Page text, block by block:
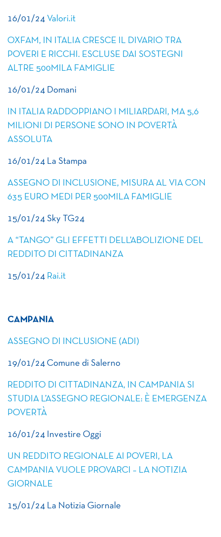
16/01/24 Valori.it
OXFAM, IN ITALIA CRESCE IL DIVARIO TRA
POVERI E RICCHI. ESCLUSE DAI SOSTEGNI
ALTRE 500MILA FAMIGLIE
16/01/24 Domani
IN ITALIA RADDOPPIANO I MILIARDARI, MA 5,6
MILIONI DI PERSONE SONO IN POVERTÀ
ASSOLUTA
16/01/24 La Stampa
ASSEGNO DI INCLUSIONE, MISURA AL VIA CON
635 EURO MEDI PER 500MILA FAMIGLIE
15/01/24 Sky TG24
A “TANGO” GLI EFFETTI DELL’ABOLIZIONE DEL
REDDITO DI CITTADINANZA
15/01/24 Rai.it
CAMPANIA
ASSEGNO DI INCLUSIONE (ADI)
19/01/24 Comune di Salerno
REDDITO DI CITTADINANZA, IN CAMPANIA SI
STUDIA L’ASSEGNO REGIONALE: È EMERGENZA
POVERTÀ
16/01/24 Investire Oggi
UN REDDITO REGIONALE AI POVERI, LA
CAMPANIA VUOLE PROVARCI – LA NOTIZIA
GIORNALE
15/01/24 La Notizia Giornale